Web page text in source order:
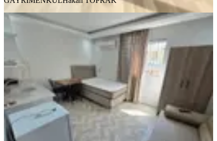
ÖNE ÇIKAN
Barajyoluna Yakın Genişş 1+0 Eşyalı
Daire✅️
Seyhan, Yeşilyurt Mahallesi
· 03.08.2026
14.000 ₺
As Ada Gayrimenkul CENNET YÜCEL
Ara